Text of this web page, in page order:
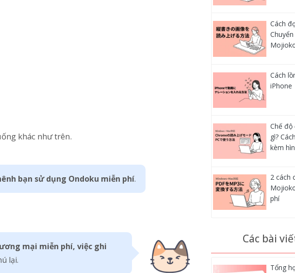
khác như trên.
bạn sử dụng Ondoku miễn phí.
mại miễn phí, việc ghi
lại.
Cách
Cách
iPhone
Chế độ
gì?
kèm
2 cách
phí
Các bài
Tổng